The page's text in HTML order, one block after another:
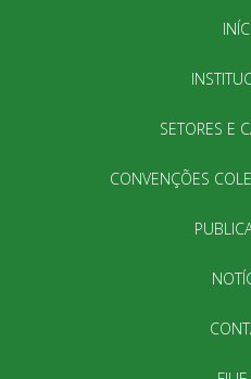
SETORES E
CONVENÇÕES